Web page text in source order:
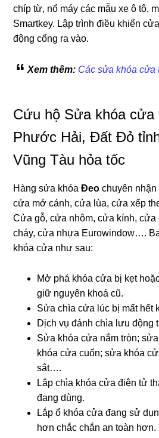
chíp từ, nổ máy các mẫu xe ô tô,
Smartkey. Lập trình điều khiển
động cổng ra vào.
Xem thêm: Các sửa khóa cửa
Cứu hộ Sửa khóa cửa
Phước Hải, Đất Đỏ
Vũng Tàu hỏa tốc
Hàng sửa khóaĐeo chuyên
cửa mở cánh, cửa lùa, cửa xếp
Cửa gỗ, cửa nhôm, cửa kính, cửa
cháy, cửa nhựa Eurowindow….
khóa cửa như sau:
Mở phá khóa cửa bị kẹt
giữ nguyên khoá cũ.
Sửa chìa cửa lúc bị mất hết
Dịch vụ đánh chìa lưu động
Sửa khóa cửa nắm tròn;
khóa cửa cuốn; sửa khóa
sắt….
Lắp chìa khóa cửa điện tử
đang dùng.
Lắp ổ khóa cửa đang sử
hơn chắc chắn an toàn hơn.